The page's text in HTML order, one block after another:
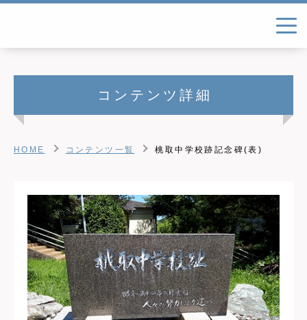
コンテンツ詳細
HOME コンテンツ一覧 桃取中学校跡記念碑(表)